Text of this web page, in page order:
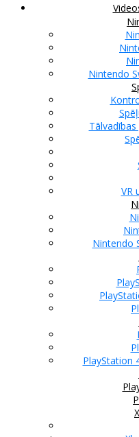
Nintendo
VR
Nintendo
PlayStation